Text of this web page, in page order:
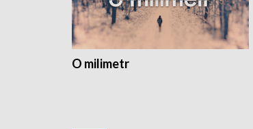
O milimetr